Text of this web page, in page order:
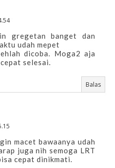
gregetan banget dan
udah mepet
dicoba. Moga2 aja
selesai.
Balas
macet bawaanya udah
juga nih semoga LRT
cepat dinikmati.